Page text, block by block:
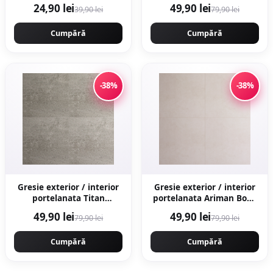
24,90 lei39,90 lei
Cumpără
portelanata rectificata tip
piatra naturala
49,90 lei79,90 lei
Cumpără
-38%
Gresie exterior / interior
portelanata Titan
mata rectificata aspect
ciment
49,90 lei79,90 lei
Cumpără
-38%
Gresie exterior / interior
portelanata Ariman Bone
rectificata aspect ciment
49,90 lei79,90 lei
Cumpără